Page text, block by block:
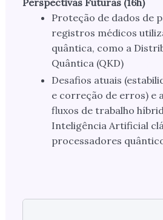
Perspectivas Futuras (16h)
Proteção de dados de
registros médicos
quântica, como a
Quântica (QKD)
Desafios atuais
e correção de erros) e
fluxos de trabalho
Inteligência Artificial
processadores